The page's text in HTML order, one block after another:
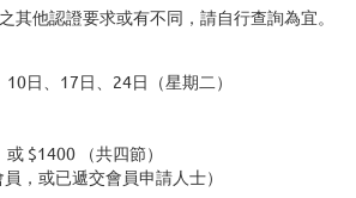
其他認證要求或有不同，請自行查詢為宜。
日、17日、24日（星期二）
$1400 （共四節）
，或已遞交會員申請人士）